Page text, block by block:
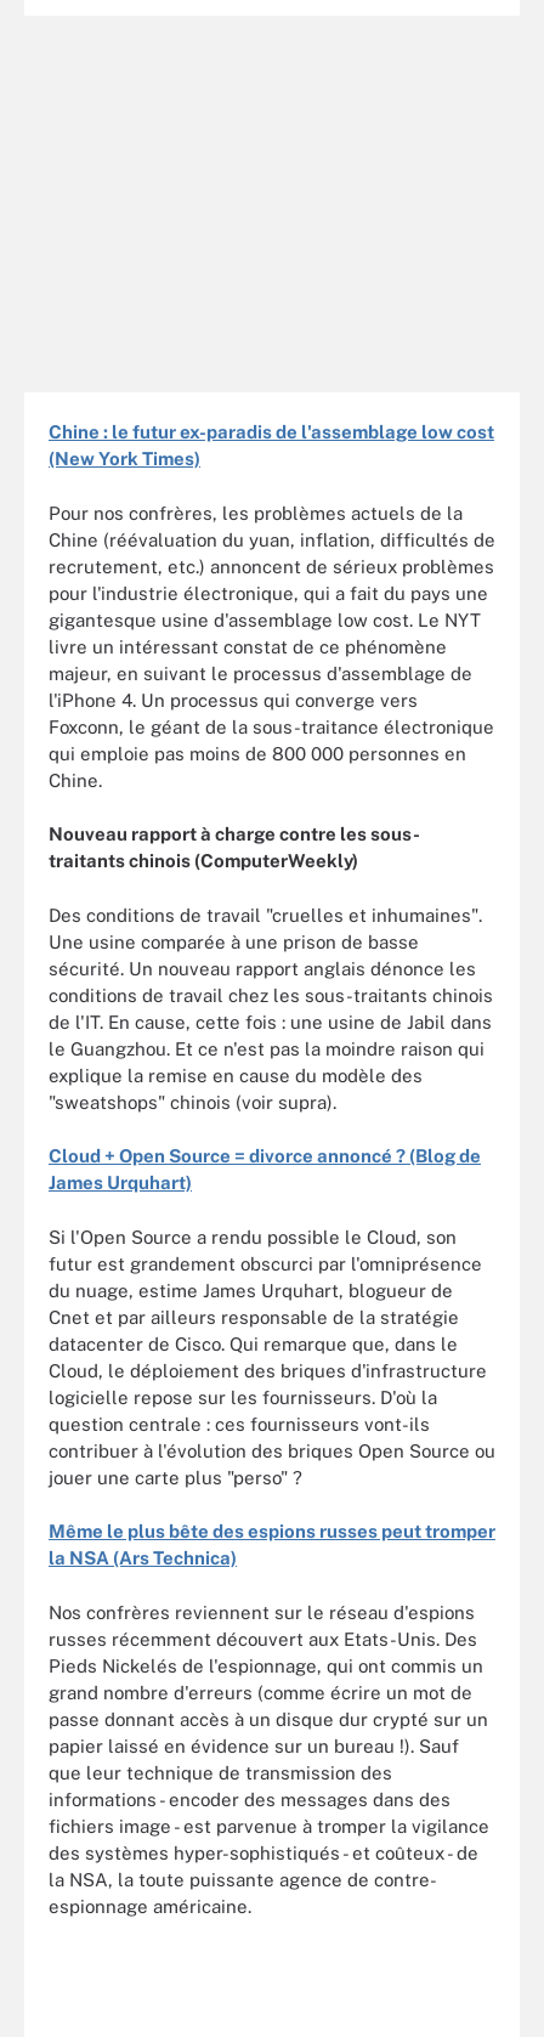
Chine : le futur ex-paradis de l'assemblage low cost
(New York Times)
Pour nos confrères, les problèmes actuels de la
Chine (réévaluation du yuan, inflation, difficultés de
recrutement, etc.) annoncent de sérieux problèmes
pour l'industrie électronique, qui a fait du pays une
gigantesque usine d'assemblage low cost. Le NYT
livre un intéressant constat de ce phénomène
majeur, en suivant le processus d'assemblage de
l'iPhone 4. Un processus qui converge vers
Foxconn, le géant de la sous-traitance électronique
qui emploie pas moins de 800 000 personnes en
Chine.
Nouveau rapport à charge contre les sous-
traitants chinois (ComputerWeekly)
Des conditions de travail "cruelles et inhumaines".
Une usine comparée à une prison de basse
sécurité. Un nouveau rapport anglais dénonce les
conditions de travail chez les sous-traitants chinois
de l'IT. En cause, cette fois : une usine de Jabil dans
le Guangzhou. Et ce n'est pas la moindre raison qui
explique la remise en cause du modèle des
"sweatshops" chinois (voir supra).
Cloud + Open Source = divorce annoncé ? (Blog de
James Urquhart)
Si l'Open Source a rendu possible le Cloud, son
futur est grandement obscurci par l'omniprésence
du nuage, estime James Urquhart, blogueur de
Cnet et par ailleurs responsable de la stratégie
datacenter de Cisco. Qui remarque que, dans le
Cloud, le déploiement des briques d'infrastructure
logicielle repose sur les fournisseurs. D'où la
question centrale : ces fournisseurs vont-ils
contribuer à l'évolution des briques Open Source ou
jouer une carte plus "perso" ?
Même le plus bête des espions russes peut tromper
la NSA (Ars Technica)
Nos confrères reviennent sur le réseau d'espions
russes récemment découvert aux Etats-Unis. Des
Pieds Nickelés de l'espionnage, qui ont commis un
grand nombre d'erreurs (comme écrire un mot de
passe donnant accès à un disque dur crypté sur un
papier laissé en évidence sur un bureau !). Sauf
que leur technique de transmission des
informations - encoder des messages dans des
fichiers image - est parvenue à tromper la vigilance
des systèmes hyper-sophistiqués - et coûteux - de
la NSA, la toute puissante agence de contre-
espionnage américaine.